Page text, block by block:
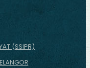
(SSIPR)